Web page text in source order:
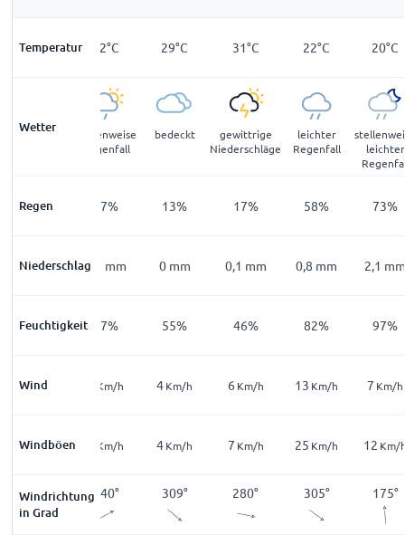
Temperatur
18°C 22°C 29°C 31°C 22°C 20°C
Wetter
leichter
stellenweise
Regenfall
bedeckt
gewittrige
Niederschläge
leichter
Regenfall
leichter
Regen
30% 27% 13% 17% 58% 73%
Niederschlag
0 mm 0,1 mm 0 mm 0,1 mm 0,8 mm 2,1
Feuchtigkeit
96% 87% 55% 46% 82% 97%
Wind
4Km/h Km/h 4Km/h 6 Km/h 13 Km/h 7 Km/h
Windböen
7Km/h Km/h 4Km/h 7 Km/h 25 Km/h 12 Km/
Windrichtung
in Grad
279° 240° 309° 280° 305° 175°